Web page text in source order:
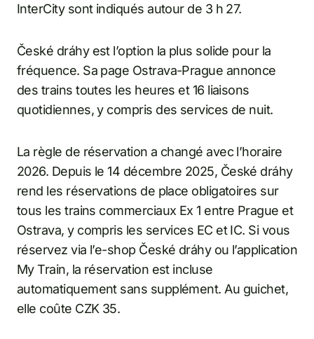
InterCity sont indiqués autour de 3 h 27.
České dráhy est l’option la plus solide pour la
fréquence. Sa page Ostrava-Prague annonce
des trains toutes les heures et 16 liaisons
quotidiennes, y compris des services de nuit.
La règle de réservation a changé avec l’horaire
2026. Depuis le 14 décembre 2025, České dráhy
rend les réservations de place obligatoires sur
tous les trains commerciaux Ex 1 entre Prague et
Ostrava, y compris les services EC et IC. Si vous
réservez via l’e-shop České dráhy ou l’application
My Train, la réservation est incluse
automatiquement sans supplément. Au guichet,
elle coûte CZK 35.